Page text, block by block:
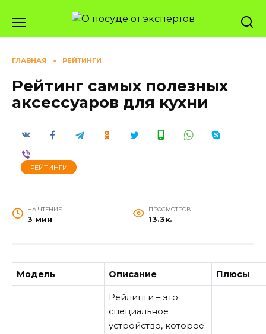
содержанию
ГЛАВНАЯ » РЕЙТИНГИ
Рейтинг самых полезных
аксессуаров для кухни
РЕЙТИНГИ
НА ЧТЕНИЕ
3 мин
ПРОСМОТРОВ
13.3к.
Модель Описание Плюсы
Рейлинги – это
специальное
устройство, которое